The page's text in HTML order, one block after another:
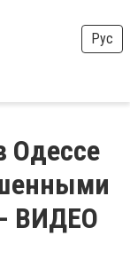
Рус
Одессе
ВИДЕО